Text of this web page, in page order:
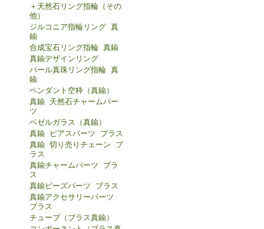
＋天然石リング指輪（その
他）
ジルコニア指輪リング 真
鍮
合成宝石リング指輪 真鍮
真鍮デザインリング
パール真珠リング指輪 真
鍮
ペンダント空枠（真鍮）
真鍮 天然石チャームパー
ツ
ベゼルガラス（真鍮）
真鍮 ピアスパーツ ブラス
真鍮 切り売りチェーン ブ
ラス
真鍮チャームパーツ ブラ
ス
真鍮ビーズパーツ ブラス
真鍮アクセサリーパーツ
ブラス
チューブ（ブラス真鍮）